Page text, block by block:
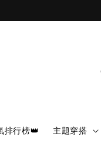
排行榜👑 主題穿搭